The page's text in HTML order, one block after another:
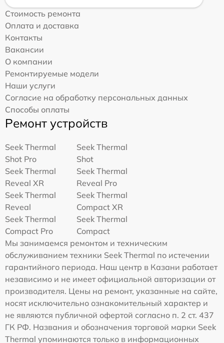
Стоимость ремонта
Оплата и доставка
Контакты
Вакансии
О компании
Ремонтируемые модели
Наши услуги
Согласие на обработку персональных данных
Способы оплаты
Ремонт устройств
Seek Thermal
Shot Pro
Seek Thermal
Shot
Seek Thermal
Reveal XR
Seek Thermal
Reveal Pro
Seek Thermal
Reveal
Seek Thermal
Compact XR
Seek Thermal
Compact Pro
Seek Thermal
Compact
Мы занимаемся ремонтом и техническим
обслуживанием техники Seek Thermal по истечении
гарантийного периода. Наш центр в Казани работает
независимо и не имеет официальной авторизации от
производителя. Цены на ремонт, указанные на сайте,
носят исключительно ознакомительный характер и
не являются публичной офертой согласно п. 2 ст. 437
ГК РФ. Названия и обозначения торговой марки Seek
Thermal упоминаются только в информационных